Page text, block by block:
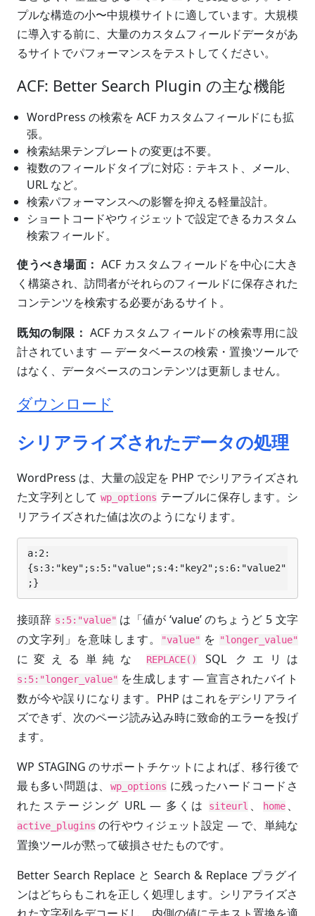
プルな構造の小〜中規模サイトに適しています。大規模
に導入する前に、大量のカスタムフィールドデータがあ
るサイトでパフォーマンスをテストしてください。
ACF: Better Search Plugin の主な機能
WordPress の検索を ACF カスタムフィールドにも拡
張。
検索結果テンプレートの変更は不要。
複数のフィールドタイプに対応：テキスト、メール、
URL など。
検索パフォーマンスへの影響を抑える軽量設計。
ショートコードやウィジェットで設定できるカスタム
検索フィールド。
使うべき場面： ACF カスタムフィールドを中心に大き
く構築され、訪問者がそれらのフィールドに保存された
コンテンツを検索する必要があるサイト。
既知の制限： ACF カスタムフィールドの検索専用に設
計されています — データベースの検索・置換ツールで
はなく、データベースのコンテンツは更新しません。
ダウンロード
シリアライズされたデータの処理
WordPress は、大量の設定を PHP でシリアライズされ
た文字列としてwp_options テーブルに保存します。シ
リアライズされた値は次のようになります。
a:2:
{s:3:"key";s:5:"value";s:4:"key2";s:6:"value2"
;}
接頭辞 s:5:"value" は「値が ‘value’ のちょうど 5 文字
の文字列」を意味します。
"value" を "longer_value"
に変える単純な REPLACE() SQL クエリは
s:5:"longer_value" を生成します — 宣言されたバイト
数が今や誤りになります。PHP はこれをデシリアライ
ズできず、次のページ読み込み時に致命的エラーを投げ
ます。
WP STAGING のサポートチケットによれば、移行後で
最も多い問題は、wp_options に残ったハードコードさ
れたステージング URL — 多くは
siteurl 、 home、
active_plugins の行やウィジェット設定 — で、単純な
置換ツールが黙って破損させたものです。
Better Search Replace と Search & Replace プラグイ
ンはどちらもこれを正しく処理します。シリアライズさ